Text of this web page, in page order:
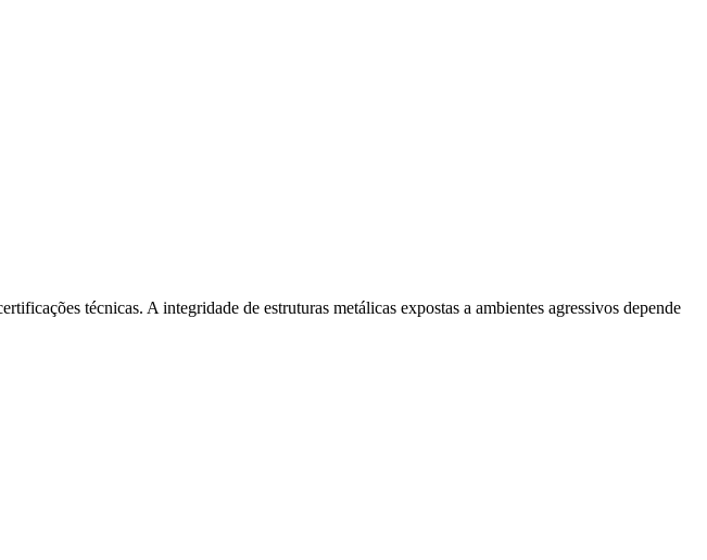
técnicas. A integridade de estruturas metálicas expostas a ambientes agressivos depende